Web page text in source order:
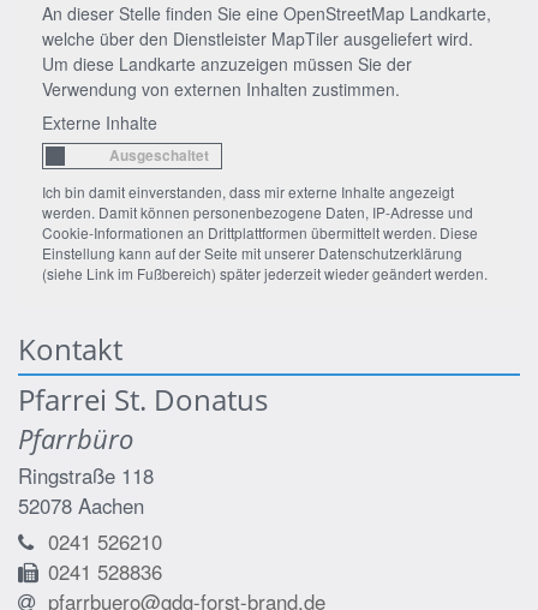
An dieser Stelle finden Sie eine OpenStreetMap Landkarte,
welche über den Dienstleister MapTiler ausgeliefert wird.
Um diese Landkarte anzuzeigen müssen Sie der
Verwendung von externen Inhalten zustimmen.
Externe Inhalte
Ich bin damit einverstanden, dass mir externe Inhalte angezeigt
werden. Damit können personenbezogene Daten, IP-Adresse und
Cookie-Informationen an Drittplattformen übermittelt werden. Diese
Einstellung kann auf der Seite mit unserer Datenschutzerklärung
(siehe Link im Fußbereich) später jederzeit wieder geändert werden.
Kontakt
Pfarrei St. Donatus
Pfarrbüro
Ringstraße 118
52078 Aachen
0241 526210
0241 528836
pfarrbuero@gdg-forst-brand.de